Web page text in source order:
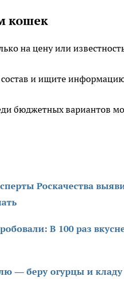
кошек
на цену или
и ищите
бюджетных вариантов
Роскачества
В 100 раз
— беру огурцы и кладу